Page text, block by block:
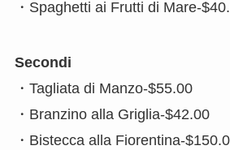
・Spaghetti ai Frutti di Mare-
Secondi
・Tagliata di Manzo-$55.00
・Branzino alla Griglia-$42.00
・Bistecca alla Fiorentina-